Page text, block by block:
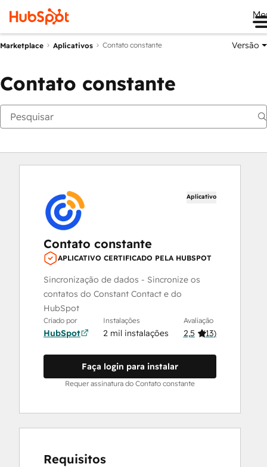
Marketplace Aplicativos Contato constante Versão
Contato constante
Aplicativo
Contato constante
APLICATIVO CERTIFICADO PELA HUBSPOT
Sincronização de dados - Sincronize os
contatos do Constant Contact e do
HubSpot
Criado por
HubSpot
Instalações
2 mil instalações
Avaliação
2,5 (13)
Faça login para instalar
Requer assinatura do Contato constante
Requisitos